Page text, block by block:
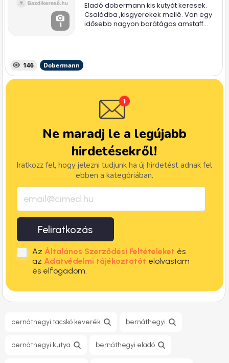
1
Eladó dobermann kis kutyát keresek.
Családba ,kisgyerekek mellé. Van egy
idősebb nagyon barátágos amstaff...
146 Dobermann
Ne maradj le a legújabb
hirdetésekről!
Iratkozz fel, hogy jelezni tudjunk ha új hirdetést adnak fel
ebben a kategóriában.
Feliratkozás
Az Általános Szerződési Feltételeket és
az Adatvédelmi tájékoztatót elolvastam
és elfogadom.
bernáthegyi tacskó keverék bernáthegyi
bernáthegyi kutya bernáthegyi eladó